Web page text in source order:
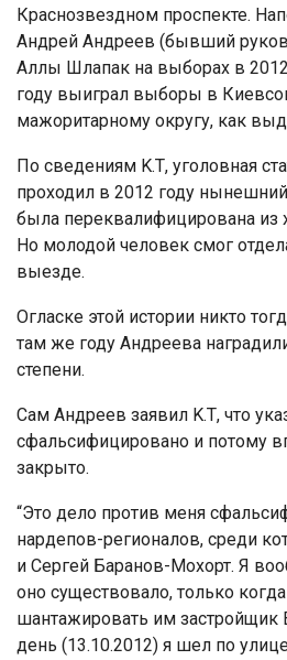
Краснозвездном проспекте.
Андрей Андреев (бывший
Аллы Шлапак на выборах в
году выиграл выборы в
мажоритарному округу, как
По сведениям K.Т, уголовная
проходил в 2012 году
была переквалифицирована из
Но молодой человек смог
выезде.
Огласке этой истории никто
там же году Андреева
степени.
Сам Андреев заявил K.Т, что
сфальсифицировано и потому
закрыто.
“Это дело против меня
нардепов-регионалов, среди
и Сергей Баранов-Мохорт. Я
оно существовало, только
шантажировать им застройщик
день (13.10.2012) я шел по